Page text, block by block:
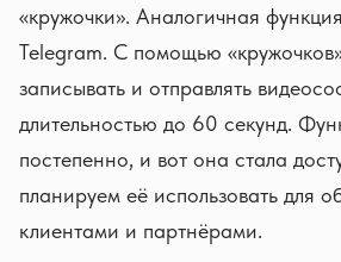
«кружочки». Аналогичная
Telegram. С помощью
записывать и отправлять
длительностью до 60 секунд.
постепенно, и вот она стала
планируем её использовать для
клиентами и партнёрами.